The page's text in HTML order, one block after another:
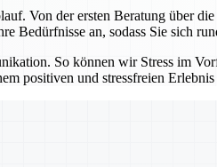
Von der ersten Beratung über
Bedürfnisse an, sodass Sie sich
So können wir Stress im
positiven und stressfreien